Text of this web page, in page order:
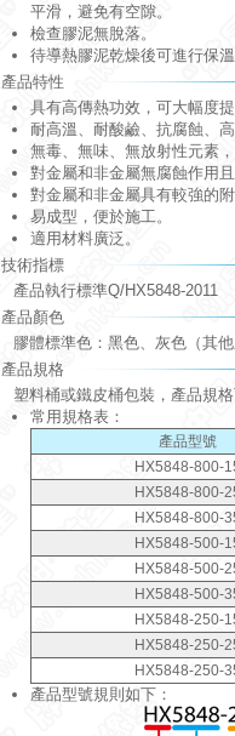
平滑，避免有空隙。
檢查膠泥無脫落。
待導熱膠泥乾燥後可進行保
產品特性
具有高傳熱功效，可大幅度
耐高溫、耐酸鹼、抗腐蝕、
無毒、無味、無放射性元素
對金屬和非金屬無腐蝕作用
對金屬和非金屬具有較強的
易成型，便於施工。
適用材料廣泛。
技術指標
產品執行標準Q/HX5848-2011
產品顏色
膠體標準色：黑色、灰色（其
產品規格
塑料桶或鐵皮桶包裝，產品規
常用規格表：
產品型號
HX5848-800-
HX5848-800-
HX5848-800-
HX5848-500-
HX5848-500-
HX5848-500-
HX5848-250-
HX5848-250-
HX5848-250-
產品型號規則如下：